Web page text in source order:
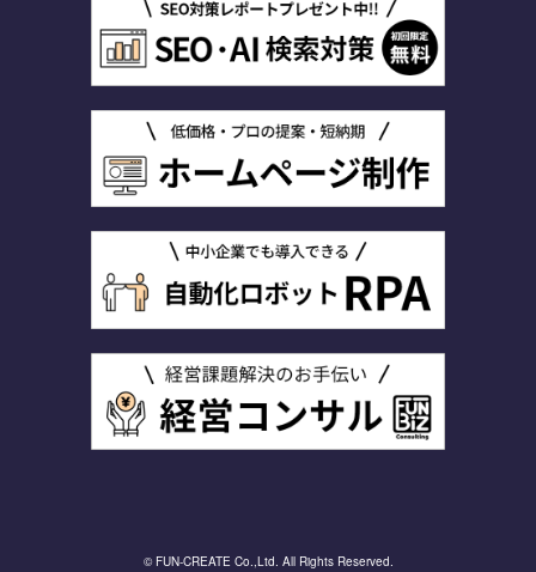
© FUN-CREATE Co.,Ltd. All Rights Reserved.